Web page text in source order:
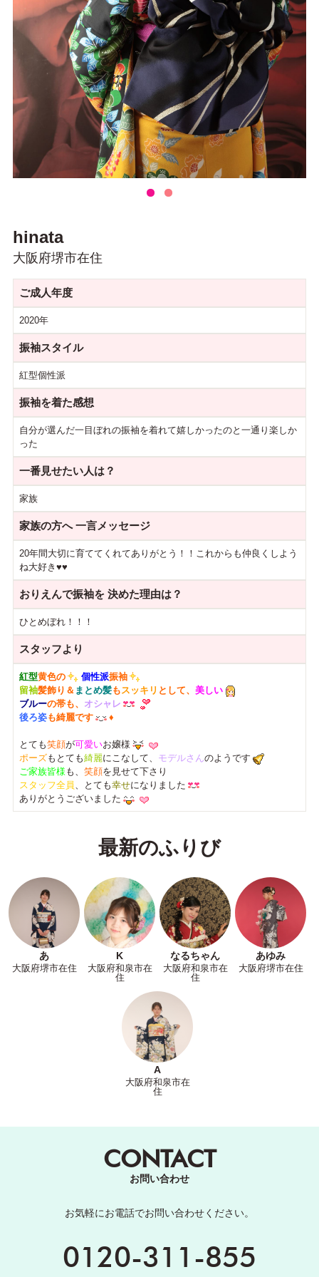
hinata
大阪府堺市在住
ご成人年度
2020年
振袖スタイル
紅型個性派
振袖を着た感想
自分が選んだ一目ぼれの振袖を着れて嬉しかったのと一通り楽しか
った
一番見せたい人は？
家族
家族の方へ一言メッセージ
20年間大切に育ててくれてありがとう！！これからも仲良くしよう
ね大好き♥♥
おりえんで振袖を決めた理由は？
ひとめぼれ！！！
スタッフより
紅型黄色の 個性派振袖
留袖髪飾り＆ まとめ髪もスッキリ として、 美しい
ブルーの帯も、 オシャレ
後ろ姿も綺麗です ♦
とても笑顔が可愛いお嬢様
ポーズもとても綺麗にこなして、 モデルさんのようです
ご家族皆様 も、 笑顔を見せて下さり
スタッフ全員 、とても幸せになりました
ありがとうございました
最新のふりび
あ
大阪府堺市在住
K
大阪府和泉市在
住
なるちゃん
大阪府和泉市在
住
あゆみ
大阪府堺市在住
A
大阪府和泉市在
住
CONTACT
お問い合わせ
お気軽にお電話でお問い合わせください。
0120-311-855